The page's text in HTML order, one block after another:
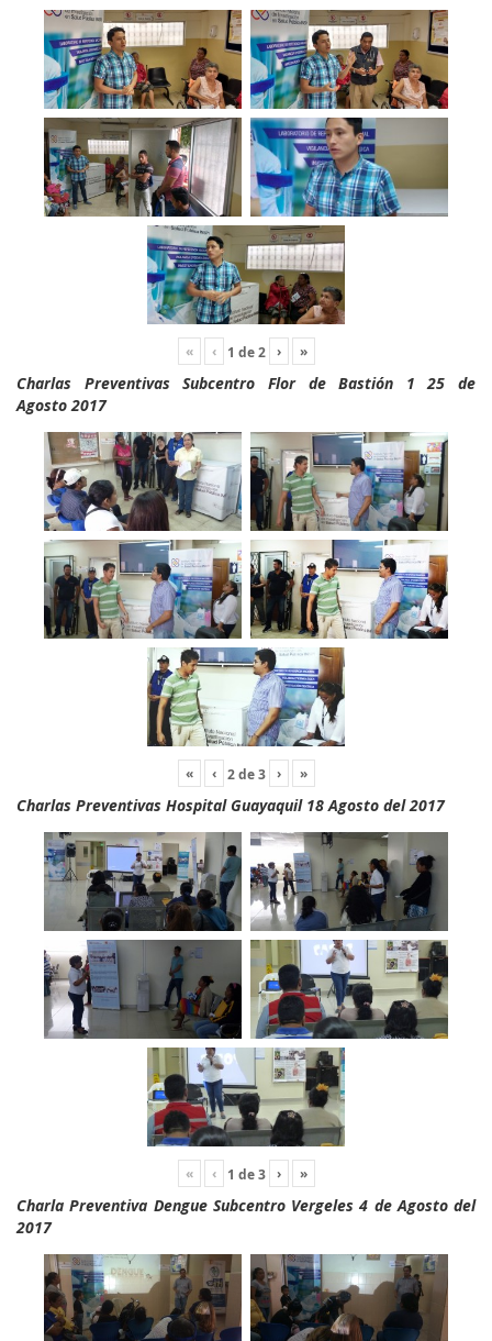
« ‹ 1 de2 › »
Charlas Preventivas Subcentro Flor de Bastión 1 25 de
Agosto 2017
« ‹ 2de3 › »
Charlas Preventivas Hospital Guayaquil 18 Agosto del 2017
« ‹ 1 de3 › »
Charla Preventiva Dengue Subcentro Vergeles 4 de Agosto del
2017